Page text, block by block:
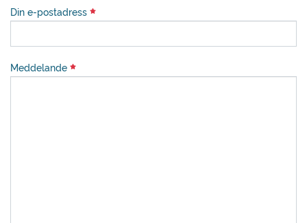
Din e-postadress
Meddelande